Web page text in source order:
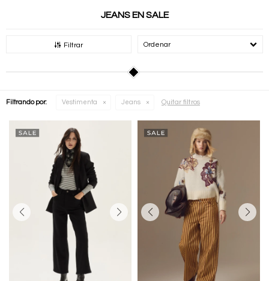
JEANS EN SALE
Filtrar Recomendados
Filtrando por: Vestimenta Jeans Quitar filtros